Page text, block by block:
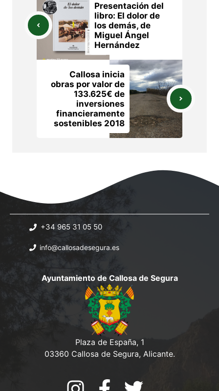
Presentación del
libro: El dolor de
los demás, de
Miguel Ángel
Hernández
Callosa inicia
obras por valor de
133.625€ de
inversiones
financieramente
sostenibles 2018
+34 965 31 05 50
info@callosadesegura.es
Ayuntamiento de Callosa de Segura
Plaza de España, 1
03360 Callosa de Segura, Alicante.